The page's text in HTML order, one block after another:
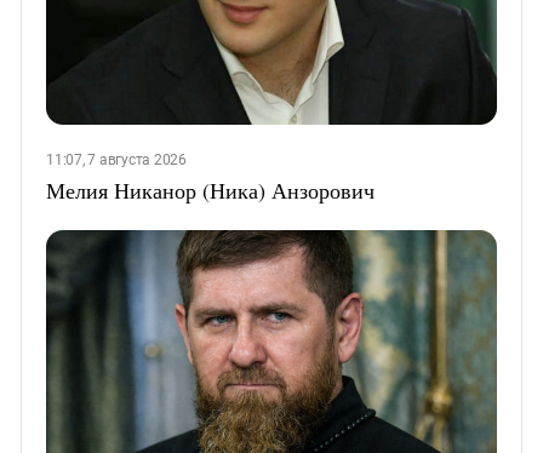
11:07, 7 августа 2026
Мелия Никанор (Ника) Анзорович